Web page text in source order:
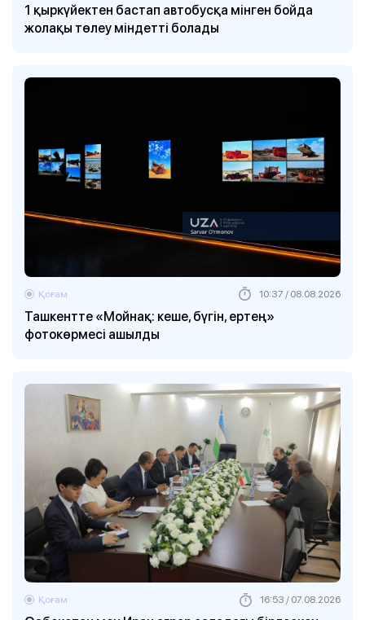
1 қыркүйектен бастап автобусқа мінген бойда
жолақы төлеу міндетті болады
Ташкентте «Мойнақ: кеше, бүгін, ертең»
фотокөрмесі ашылды
Қоғам 10:37 / 08.08.2026
Қоғам 16:53 / 07.08.2026